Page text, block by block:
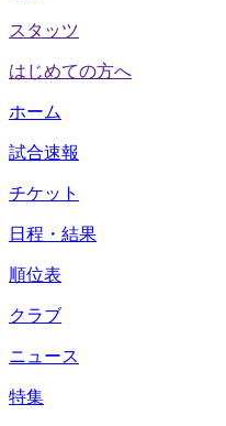
スタッツ
はじめての方へ
ホーム
試合速報
チケット
日程・結果
順位表
クラブ
ニュース
特集